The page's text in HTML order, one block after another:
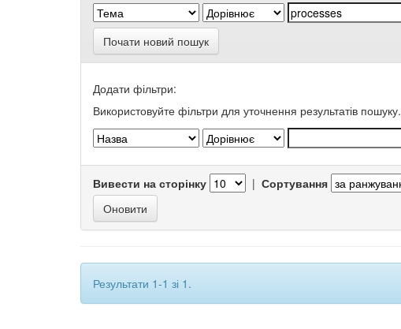
Почати новий пошук
Додати фільтри:
Використовуйте фільтри для уточнення результатів пошуку.
Вивести на сторінку | Сортування
Результати 1-1 зі 1.